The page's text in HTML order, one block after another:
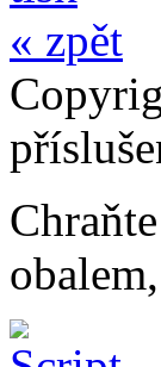
« zpět